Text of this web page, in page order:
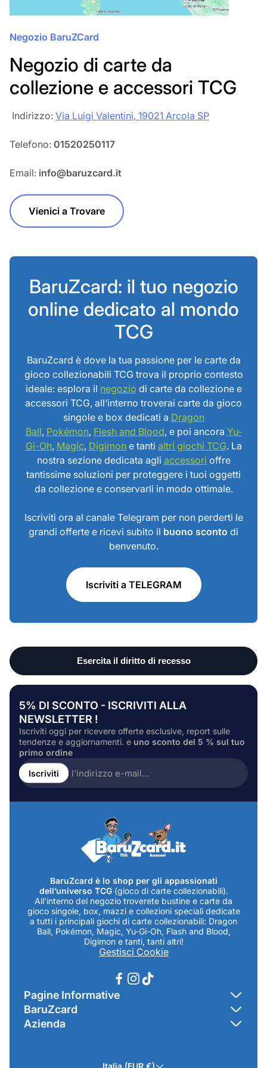
Negozio BaruZCard
Negozio di carte da
collezione e accessori TCG
‎‎ Indirizzo: Via Luigi Valentini, 19021 Arcola SP
Telefono: 01520250117
Email: info@baruzcard.it
Vienici a Trovare
BaruZcard: il tuo negozio
online dedicato al mondo
TCG
BaruZcard è dove la tua passione per le carte da
gioco collezionabili TCG trova il proprio contesto
ideale: esplora il negozio di carte da collezione e
accessori TCG, all’interno troverai carte da gioco
singole e box dedicati a Dragon
Ball, Pokémon, Flesh and Blood, e poi ancora Yu-
Gi-Oh, Magic, Digimone tanti altri giochi TCG. La
nostra sezione dedicata agli accessori offre
tantissime soluzioni per proteggere i tuoi oggetti
da collezione e conservarli in modo ottimale.
Iscriviti ora al canale Telegram per non perderti le
grandi offerte e ricevi subito il buono sconto di
benvenuto.
Iscriviti a TELEGRAM
5% DI SCONTO - ISCRIVITI ALLA
NEWSLETTER !
Iscriviti oggi per ricevere offerte esclusive, report sulle
tendenze e aggiornamenti. e uno sconto del 5 % sul tuo
primo ordine
Inserire
l'indirizzo
e-
Iscriviti
BaruZcard è lo shop per gli appassionati
dell’universo TCG (gioco di carte collezionabili).
All’interno del negozio troverete bustine e carte da
gioco singole, box, mazzi e collezioni speciali dedicate
a tutti i principali giochi di carte collezionabili: Dragon
Ball, Pokémon, Magic, Yu-Gi-Oh, Flash and Blood,
Digimon e tanti, tanti altri!
Gestisci Cookie
Pagine Informative
Contatti
BaruZcard
Azienda